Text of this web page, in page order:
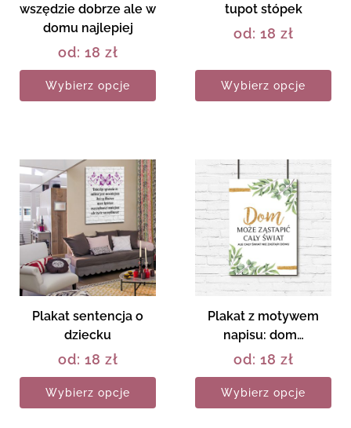
wszędzie dobrze ale w
domu najlepiej
od: 18 zł
Wybierz opcje
tupot stópek
od: 18 zł
Wybierz opcje
Plakat sentencja o
dziecku
od: 18 zł
Wybierz opcje
Plakat z motywem
napisu: dom…
od: 18 zł
Wybierz opcje